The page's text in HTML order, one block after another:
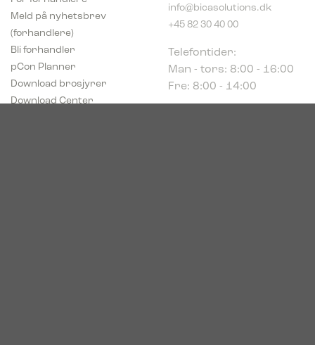
Meld på nyhetsbrev
(forhandlere)
Bli forhandler
pCon Planner
Download brosjyrer
Download Center
+45 82 30 40 00
Man - tors: 8:00 - 16:00
Fre: 8:00 - 14:00
Norge